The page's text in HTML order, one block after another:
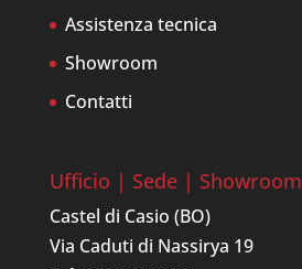
Assistenza tecnica
Showroom
Contatti
Ufficio | Sede | Showroom
Castel di Casio (BO)
Via Caduti di Nassirya 19